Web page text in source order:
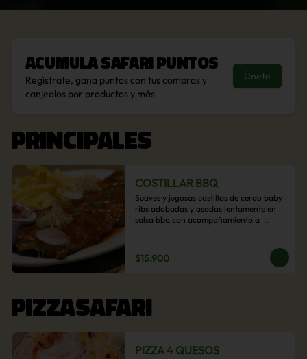
AcumulaSafari Puntos
Regístrate, gana puntos con tus compras y
canjealos por productos y más
Únete
PRINCIPALES
COSTILLAR BBQ
Suaves y jugosas costillas de cerdo baby
ribs adobadas y asadas lentamente en
salsa bbq con acompañamiento a
salteadas, Papas parmentier, Papas
fritas, Arroz blanco.
$15.900
PIZZASAFARI
PIZZA 4 QUESOS